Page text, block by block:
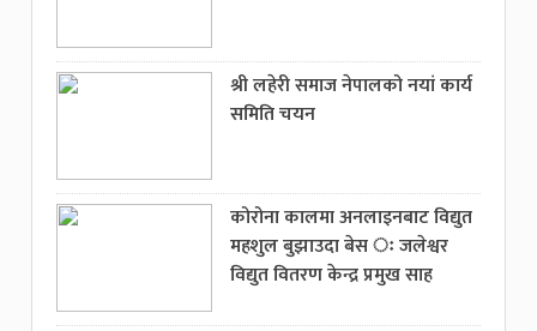
श्री लहेरी समाज नेपालको नयां कार्य
समिति चयन
कोरोना कालमा अनलाइनबाट विद्युत
महशुल बुझाउदा बेस ः जलेश्वर
विद्युत वितरण केन्द्र प्रमुख साह